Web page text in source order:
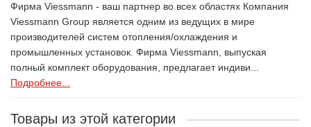
Фирма Viessmann - ваш партнер во всех областях Компания
Viessmann Group является одним из ведущих в мире
производителей систем отопления/охлаждения и
промышленных установок. Фирма Viessmann, выпуская
полный комплект оборудования, предлагает индиви...
Подробнее...
Товары из этой категории